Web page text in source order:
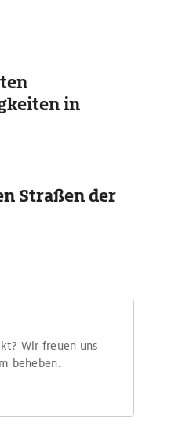
in
Straßen der
Wir freuen uns
beheben.